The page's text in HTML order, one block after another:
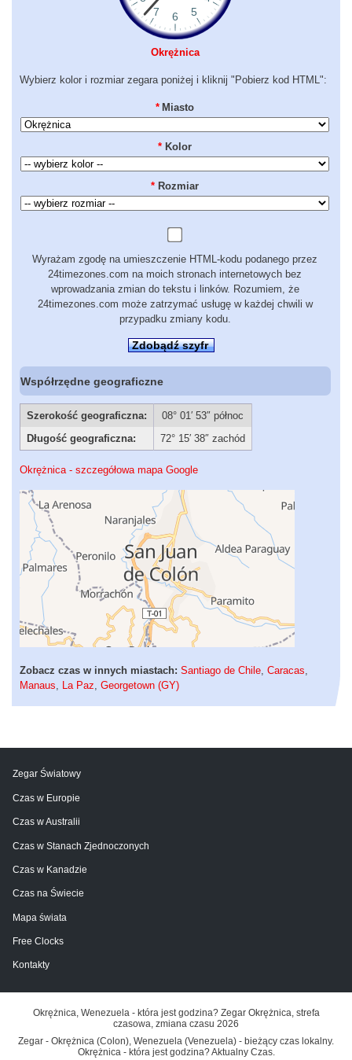
Okrężnica
Wybierz kolor i rozmiar zegara poniżej i kliknij "Pobierz kod HTML":
* Miasto
* Kolor
* Rozmiar
Wyrażam zgodę na umieszczenie HTML-kodu podanego przez
24timezones.com na moich stronach internetowych bez
wprowadzania zmian do tekstu i linków. Rozumiem, że
24timezones.com może zatrzymać usługę w każdej chwili w
przypadku zmiany kodu.
Zdobądź szyfr
Współrzędne geograficzne
Szerokość geograficzna:
08° 01′ 53″ północ
Długość geograficzna:
72° 15′ 38″ zachód
Okrężnica - szczegółowa mapa Google
Zobacz czas w innych miastach: Santiago de Chile Caracas
Manaus
La Paz Georgetown (GY)
Zegar Światowy
Czas w Europie
Czas w Australii
Czas w Stanach Zjednoczonych
Czas w Kanadzie
Czas na Świecie
Mapa świata
Free Clocks
Kontakty
Okrężnica, Wenezuela - która jest godzina? Zegar Okrężnica, strefa
czasowa, zmiana czasu 2026
Zegar - Okrężnica (Colon), Wenezuela (Venezuela) - bieżący czas lokalny.
Okrężnica - która jest godzina? Aktualny Czas.